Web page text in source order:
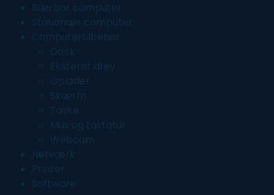
Bærbar computer
Stationær computer
Computertilbehør
Dock
Eksternt drev
Oplader
Skærm
Taske
Mus og tastatur
Webcam
Netværk
Printer
Software